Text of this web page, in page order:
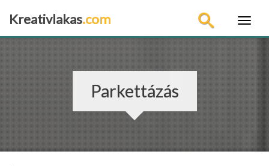
Kreativlakas.com
Parkettázás